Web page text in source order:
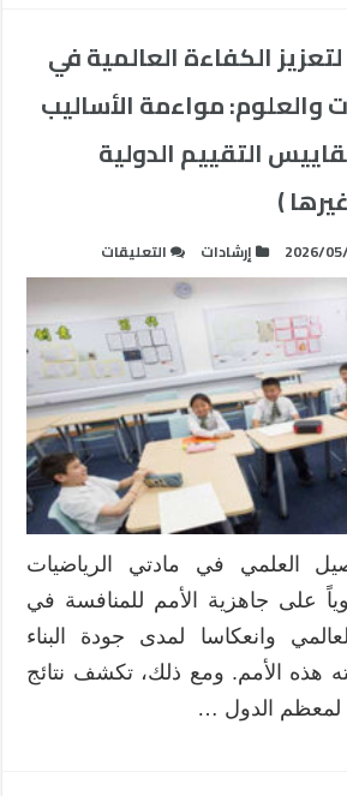
الكفاءة العالمية في
والعلوم: مواءمة الأساليب
التقييم الدولية
2026/ إرشادات التعليقات
إطار
استراتيجي
لتعزيز
الكفاءة
العالمية
في
تدريس
الرياضيات
والعلوم:
مواءمة
الأساليب
التعليمية
مع
مقاييس
التقييم
العلمي في مادتي الرياضيات
على جاهزية الأمم للمنافسة في
وانعكاسا لمدى جودة البناء
هذه الأمم. ومع ذلك، تكشف نتائج
لمعظم الدول …